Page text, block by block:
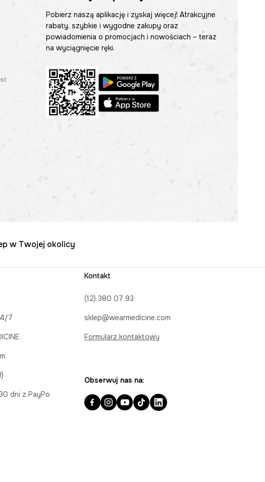
Pobierz naszą aplikację i zyskaj więcej! Atrakcyjne
rabaty, szybkie i wygodne zakupy oraz
powiadomienia o promocjach i nowościach – teraz
na wyciągnięcie ręki.
w Twojej okolicy
7
dni z PayPo
Kontakt
(12) 380 07 93
sklep@wearmedicine.com
Formularz kontaktowy
Obserwuj nas na: